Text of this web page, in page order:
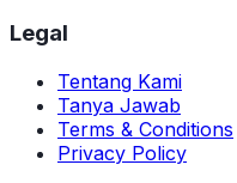
Legal
Tentang Kami
Tanya Jawab
Terms & Conditions
Privacy Policy